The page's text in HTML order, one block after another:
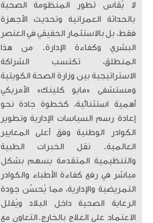
لا يُقاس تطور المنظومة الصحية
بالحداثة العمرانية وتحديث الأجهزة
فقط، بل بالاستثمار الحقيقي في العنصر
البشري وكفاءة الإدارة. من هذا
المنطلق، تكتسب الشراكة
الاستراتيجية بين وزارة الصحة الكويتية
ومستشفى «مايو كلينك» الأمريكي
أهمية استثنائية، كخطوة جادة نحو
إعادة رسم السياسات الإدارية وتطوير
الكوادر الوطنية وفق أعلى المعايير
العالمية. ​ نقل الخبرات الطبية
والتنظيمية المتقدمة يسهم بشكل
مباشر في رفع كفاءة الأطباء والكوادر
التمريضية والإدارية، مما يُحسّن جودة
الرعاية الصحية داخل البلاد ويُقلل
الاعتماد على العلاج بالخارج. ​التعاون مع